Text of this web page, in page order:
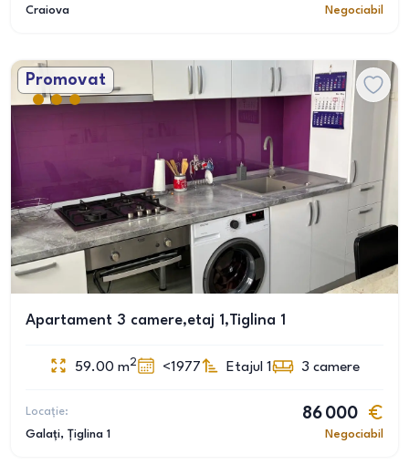
Craiova
Negociabil
Promovat
Apartament 3 camere,etaj 1,Tiglina 1
59.00 m2 <1977 Etajul 1 3 camere
Locație:
Galați, Țiglina 1
86 000
Negociabil